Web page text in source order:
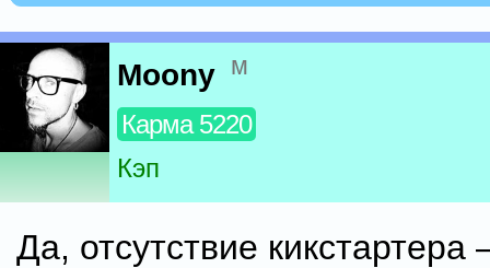
Moony м
Карма 5220
Кэп
Да, отсутствие кикстартера